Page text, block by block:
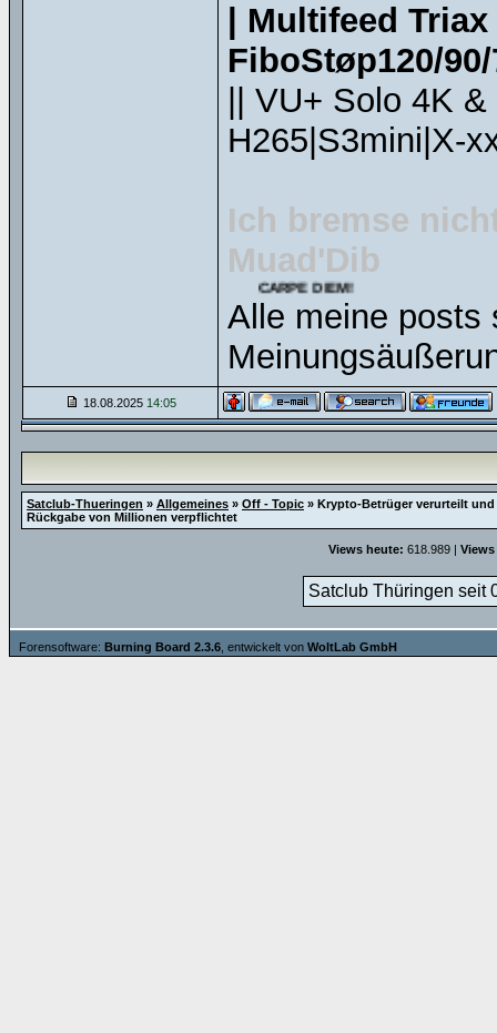
| Multifeed
FiboStøp120/
|| VU+ Solo 4K
H265|S3mini|X-
Ich bremse
Muad'Dib
CARPE DIEM!
Alle meine posts
18.08.2025 14:05
Satclub-Thueringen » Allgemeines » Off - Topic » Krypto-Betrüger verurteilt und
Rückgabe von Millionen verpflichtet
Views heute: 618.989 |
Satclub Thüringen seit
Forensoftware: Burning Board 2.3.6 , entwickelt von WoltLab GmbH